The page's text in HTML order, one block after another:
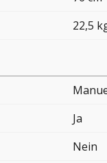
22,5
Ja
Nein